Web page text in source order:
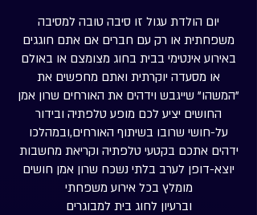
יום הולדת עגול זו סיבה טובה למסיבה
משפחתית או רק עם חברים אם אתם חוגגים
באירוע אינטימי בבית בחוג מצומצם או באולם
או מסעדה יוקרתית ואתם מחפשים את
"המשהו" שייגבש וידהים את האורחים שרון אמן
החושים יציע לכם מופע טלפתיה ובידור
על-חושי שרובו בשיתוף האורחים,ובמהלכו
ידהים אתכם בקטעי טלפתיה וקריאת מחשבות
יוצא-דופן לערב בלתי נשכח שרון אמן חושים
מומלץ בכל אירוע משפחתי
וברעיון לחוג בית למבוגרים